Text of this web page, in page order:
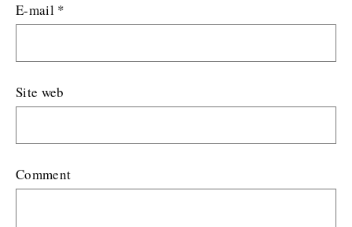
E-mail *
Site web
Comment